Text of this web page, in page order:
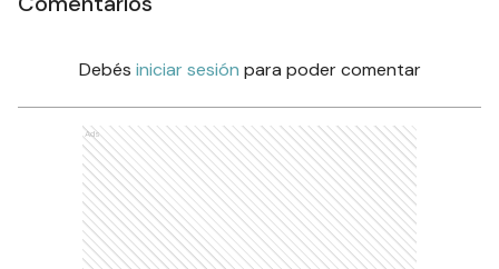
Debés iniciar sesión para poder comentar
Ads